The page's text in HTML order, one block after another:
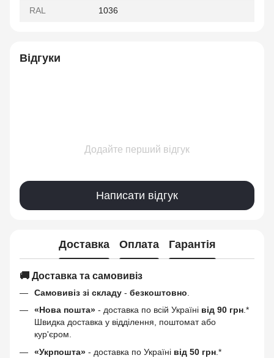
RAL 1036
Відгуки
Додайте перший відгук
Написати відгук
Доставка Оплата Гарантія
🚚 Доставка та самовивіз
Самовивіз зі складу - безкоштовно
«Нова пошта» - доставка по всій Україні від 90 грн.*
Швидка доставка у відділення, поштомат або
кур'єром.
«Укрпошта» - доставка по Україні від 50 грн .*